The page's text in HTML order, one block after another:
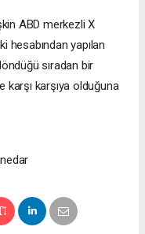
ABD merkezli X
yapılan
sıradan bir
karşı karşıya olduğuna